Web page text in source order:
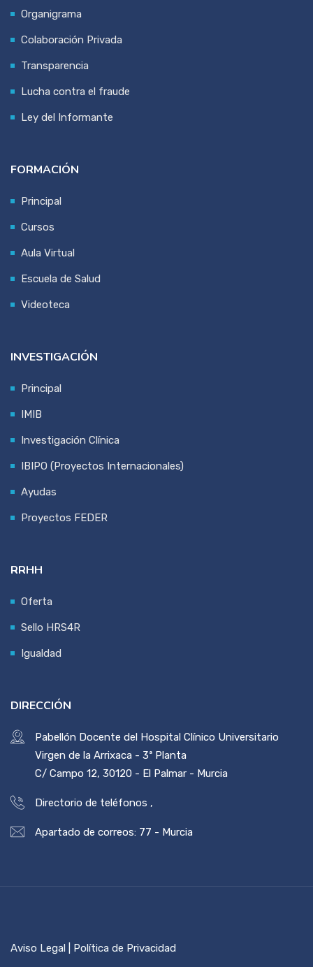
Organigrama
Colaboración Privada
Transparencia
Lucha contra el fraude
Ley del Informante
FORMACIÓN
Principal
Cursos
Aula Virtual
Escuela de Salud
Videoteca
INVESTIGACIÓN
Principal
IMIB
Investigación Clínica
IBIPO (Proyectos Internacionales)
Ayudas
Proyectos FEDER
RRHH
Oferta
Sello HRS4R
Igualdad
DIRECCIÓN
Pabellón Docente del Hospital Clínico Universitario
Virgen de la Arrixaca - 3ª Planta
C/ Campo 12, 30120 - El Palmar - Murcia
Directorio de teléfonos ,
Apartado de correos: 77 - Murcia
Aviso Legal | Política de Privacidad